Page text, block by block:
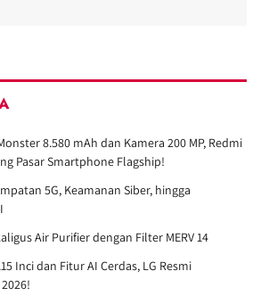
8.580 mAh dan Kamera 200 MP, Redmi
Pasar Smartphone Flagship!
5G, Keamanan Siber, hingga
Air Purifier dengan Filter MERV 14
Inci dan Fitur AI Cerdas, LG Resmi